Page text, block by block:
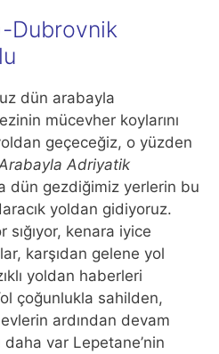
Dubrovnik
dün arabayla
mücevher koylarını
geçeceğiz, o yüzden
Adriyatik
dün gezdiğimiz yerlerin bu
yoldan gidiyoruz.
kenara iyice
karşıdan gelene yol
yoldan haberleri
çoğunlukla sahilden,
ardından devam
var Lepetane’nin